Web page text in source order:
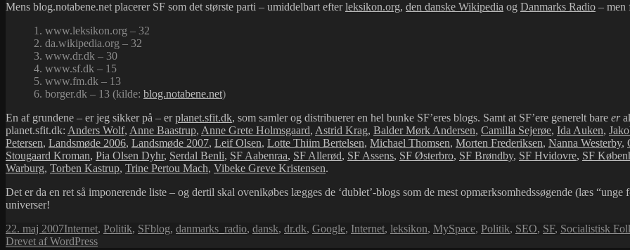
Mens blog.notabene.net placerer SF som det største parti – umiddelbart efterleksikon.org, den danske Wikipedia og Danmarks Radio – men
1. www.leksikon.org – 32
2. da.wikipedia.org – 32
3. www.dr.dk – 30
4. www.sf.dk – 15
5. www.fm.dk – 13
6. borger.dk – 13 (kilde: blog.notabene.net)
En af grundene – er jeg sikker på – erplanet.sfit.dk, som samler og distribuerer en hel bunke SF’eres blogs. Samt at SF’ere generelt bare er
planet.sfit.dk: Anders Wolf, Anne Baastrup, Anne Grete Holmsgaard, Astrid Krag, Balder Mørk Andersen, Camilla Sejerøe, Ida Auken,
Petersen, Landsmøde 2006, Landsmøde 2007, Leif Olsen, Lotte Thiim Bertelsen, Michael Thomsen, Morten Frederiksen, Nanna Westerby,
Stougaard Kroman, Pia Olsen Dyhr, Serdal Benli, SF Aabenraa, SF Allerød, SF Assens, SF Østerbro, SF Brøndby, SF Hvidovre, SF
Warburg, Torben Kastrup, Trine Pertou Mach, Vibeke Greve Kristensen.
Det er da en ret så imponerende liste – og dertil skal ovenikøbes lægges de ‘dublet’-blogs som de mest opmærksomhedssøgende (læs
universer!
Udgivet
i
22. maj 2007Kategorier
Internet, Politik, SFTags
blog, danmarks_radio, dansk, dr.dk, Google, Internet, leksikon, MySpace, Politik, SEO, SF, Socialistisk
Drevet af WordPress